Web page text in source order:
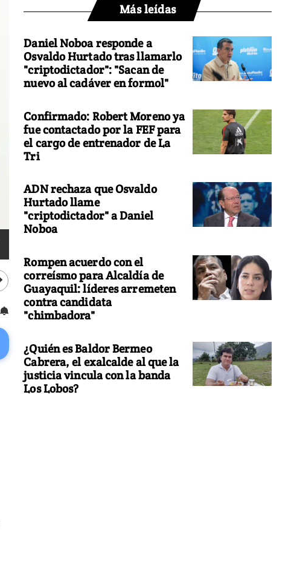
Más leídas
Daniel Noboa responde a
Osvaldo Hurtado tras llamarlo
"criptodictador": "Sacan de
nuevo al cadáver en formol"
Confirmado: Robert Moreno ya
fue contactado por la FEF para
el cargo de entrenador de La
Tri
ADN rechaza que Osvaldo
Hurtado llame
"criptodictador" a Daniel
Noboa
Rompen acuerdo con el
correísmo para Alcaldía de
Guayaquil: líderes arremeten
contra candidata
"chimbadora"
¿Quién es Baldor Bermeo
Cabrera, el exalcalde al que la
justicia vincula con la banda
Los Lobos?